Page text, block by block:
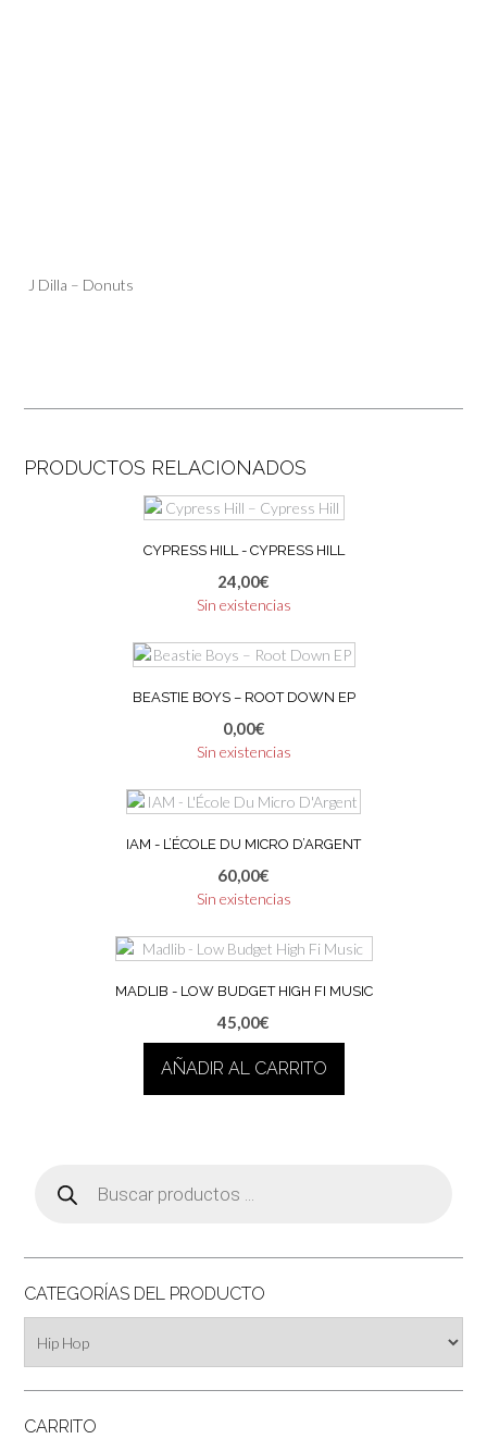
J Dilla – Donuts
PRODUCTOS RELACIONADOS
CYPRESS HILL ‎- CYPRESS HILL
24,00€
Sin existencias
BEASTIE BOYS ‎– ROOT DOWN EP
0,00€
Sin existencias
IAM ‎- L’ÉCOLE DU MICRO D’ARGENT
60,00€
Sin existencias
MADLIB ‎- LOW BUDGET HIGH FI MUSIC
45,00€
AÑADIR AL CARRITO
productos
CATEGORÍAS DEL PRODUCTO
CARRITO